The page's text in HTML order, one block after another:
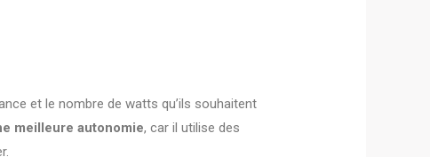
et le nombre de watts qu’ils souhaitent
meilleure autonomie, car il utilise des